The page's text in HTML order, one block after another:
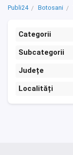
Publi24 Botosani
Categorii
Subcategorii
Județe
Localități